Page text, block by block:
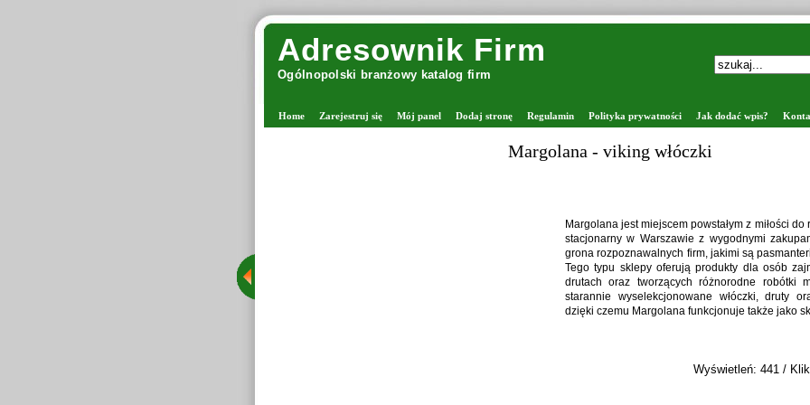
Adresownik Firm
Ogólnopolski branżowy katalog firm
Home Zarejestruj się Mój panel Dodaj stronę Regulamin Polityka prywatności Jak dodać wpis?
Margolana jest miejscem powstałym z miłości do rękodzieła, który łączy sklep
stacjonarny w Warszawie z wygodnymi zakupami online. Firma należy do
grona rozpoznawalnych firm, jakimi są pasmanterie internetowe z włóczkami.
Tego typu sklepy oferują produkty dla osób zajmujących się robieniem na
drutach oraz tworzących różnorodne robótki manualne. Oferta obejmuje
starannie wyselekcjonowane włóczki, druty oraz akcesoria dziewiarskie,
dzięki czemu Margolana funkcjonuje także jako sklep z drutami i włóczkami.
Szczegóły wpisu